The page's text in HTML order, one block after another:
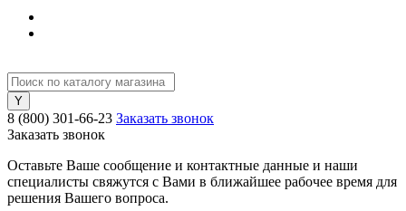
8 (800) 301-66-23 Заказать звонок
Заказать звонок
Оставьте Ваше сообщение и контактные данные и наши
специалисты свяжутся с Вами в ближайшее рабочее время для
решения Вашего вопроса.